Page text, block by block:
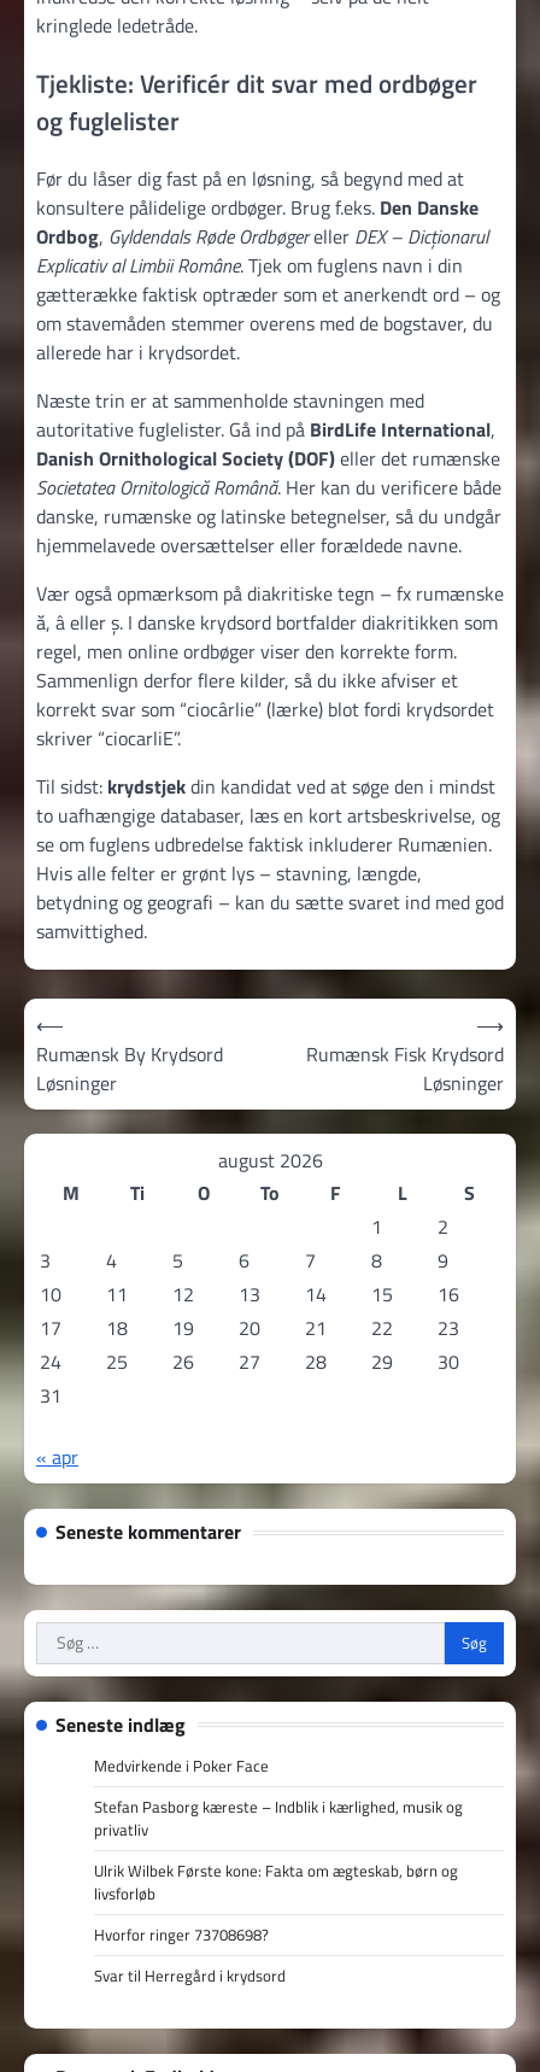
kringlede ledetråde.
Tjekliste: Verificér dit svar med ordbøger
og fuglelister
Før du låser dig fast på en løsning, så begynd med at
konsultere pålidelige ordbøger. Brug f.eks. Den Danske
Ordbog, Gyldendals Røde Ordbøgereller DEX – Dicționarul
Explicativ al Limbii Române. Tjek om fuglens navn i din
gætterække faktisk optræder som et anerkendt ord – og
om stavemåden stemmer overens med de bogstaver, du
allerede har i krydsordet.
Næste trin er at sammenholde stavningen med
autoritative fuglelister. Gå ind på BirdLife International,
Danish Ornithological Society (DOF)eller det rumænske
Societatea Ornitologică Română. Her kan du verificere både
danske, rumænske og latinske betegnelser, så du undgår
hjemmelavede oversættelser eller forældede navne.
Vær også opmærksom på diakritiske tegn – fx rumænske
ă, â eller ș. I danske krydsord bortfalder diakritikken som
regel, men online ordbøger viser den korrekte form.
Sammenlign derfor flere kilder, så du ikke afviser et
korrekt svar som “ciocârlie” (lærke) blot fordi krydsordet
skriver “ciocarliE”.
Til sidst: krydstjekdin kandidat ved at søge den i mindst
to uafhængige databaser, læs en kort artsbeskrivelse, og
se om fuglens udbredelse faktisk inkluderer Rumænien.
Hvis alle felter er grønt lys – stavning, længde,
betydning og geografi – kan du sætte svaret ind med god
samvittighed.
Indlægsnavigation
⟵
Rumænsk By Krydsord
Løsninger
Rumænsk Fisk Krydsord
Løsninger
⟶
august 2026
M
Ti O To F L
S
1
2
3
4 5 6 7 8
9
10
11 12 13 14 15
16
17
18 19 20 21 22
23
24
25 26 27 28 29
30
31
« apr
Seneste kommentarer
Søg
efter:
Seneste indlæg
Medvirkende i Poker Face
Stefan Pasborg kæreste – Indblik i kærlighed, musik og
privatliv
Ulrik Wilbek Første kone: Fakta om ægteskab, børn og
livsforløb
Hvorfor ringer 73708698?
Svar til Herregård i krydsord